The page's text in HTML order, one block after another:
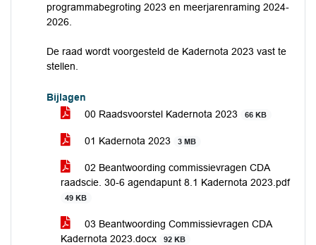
programmabegroting 2023 en meerjarenraming 2024-
2026.
De raad wordt voorgesteld de Kadernota 2023 vast te
stellen.
Bijlagen
00 Raadsvoorstel Kadernota 2023
66 KB
01 Kadernota 2023 3 MB
02 Beantwoording commissievragen CDA
raadscie. 30-6 agendapunt 8.1 Kadernota 2023.pdf
49 KB
03 Beantwoording Commissievragen CDA
Kadernota 2023.docx
92 KB